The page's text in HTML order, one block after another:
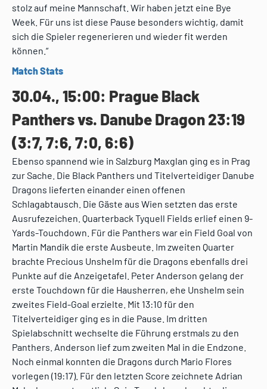
stolz auf meine Mannschaft. Wir haben jetzt eine Bye
Week. Für uns ist diese Pause besonders wichtig, damit
sich die Spieler regenerieren und wieder fit werden
können.“
Match Stats
30.04., 15:00: Prague Black
Panthers vs. Danube Dragon 23:19
(3:7, 7:6, 7:0, 6:6)
Ebenso spannend wie in Salzburg Maxglan ging es in Prag
zur Sache. Die Black Panthers und Titelverteidiger Danube
Dragons lieferten einander einen offenen
Schlagabtausch. Die Gäste aus Wien setzten das erste
Ausrufezeichen. Quarterback Tyquell Fields erlief einen 9-
Yards-Touchdown. Für die Panthers war ein Field Goal von
Martin Mandik die erste Ausbeute. Im zweiten Quarter
brachte Precious Unshelm für die Dragons ebenfalls drei
Punkte auf die Anzeigetafel. Peter Anderson gelang der
erste Touchdown für die Hausherren, ehe Unshelm sein
zweites Field-Goal erzielte. Mit 13:10 für den
Titelverteidiger ging es in die Pause. Im dritten
Spielabschnitt wechselte die Führung erstmals zu den
Panthers. Anderson lief zum zweiten Mal in die Endzone.
Noch einmal konnten die Dragons durch Mario Flores
vorlegen (19:17). Für den letzten Score zeichnete Adrian